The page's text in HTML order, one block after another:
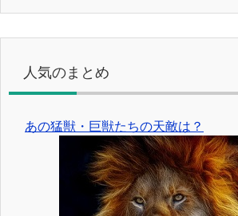
人気のまとめ
あの猛獣・巨獣たちの天敵は？